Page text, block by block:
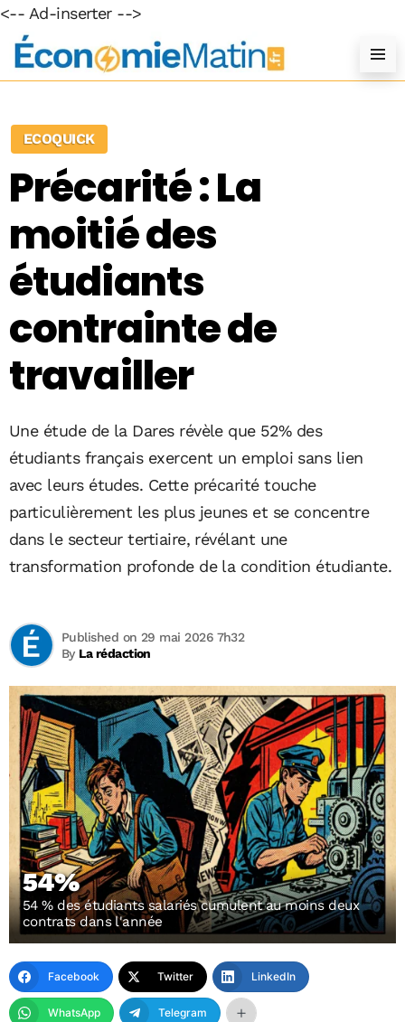
<-- Ad-inserter -->
ECOQUICK
Précarité : La
moitié des
étudiants
contrainte de
travailler
Une étude de la Dares révèle que 52% des
étudiants français exercent un emploi sans lien
avec leurs études. Cette précarité touche
particulièrement les plus jeunes et se concentre
dans le secteur tertiaire, révélant une
transformation profonde de la condition étudiante.
By La rédaction
Published on 29 mai 2026 7h32
54%
54 % des étudiants salariés cumulent au moins deux
contrats dans l'année
Facebook Twitter LinkedIn
WhatsApp Telegram